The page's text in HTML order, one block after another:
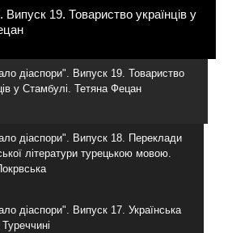
Випуск 19. Товариство українців у
діаспори". Випуск 19. Товариство
у Стамбулі. Тетяна Фецан
діаспори". Випуск 18. Переклади
літератури турецькою мовою.
діаспори". Випуск 17. Українська